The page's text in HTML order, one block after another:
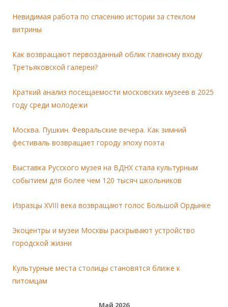
Невидимая работа по спасению истории за стеклом
витрины
Как возвращают первозданный облик главному входу
Третьяковской галереи?
Краткий анализ посещаемости московских музеев в 2025
году среди молодежи
Москва. Пушкин. Февральские вечера. Как зимний
фестиваль возвращает городу эпоху поэта
Выставка Русского музея на ВДНХ стала культурным
событием для более чем 120 тысяч школьников
Изразцы XVIII века возвращают голос Большой Ордынке
Экоцентры и музеи Москвы раскрывают устройство
городской жизни
Культурные места столицы становятся ближе к
питомцам
Май 2026